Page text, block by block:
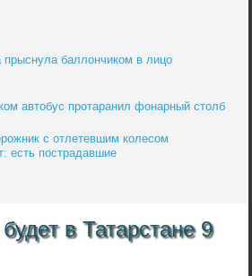
баллончиком в лицо
автобус протаранил фонарный столб
с отлетевшим колесом
есть пострадавшие
в Татарстане 9